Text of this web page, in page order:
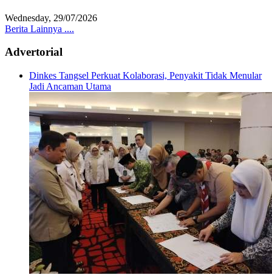
Wednesday, 29/07/2026
Berita Lainnya ....
Advertorial
Dinkes Tangsel Perkuat Kolaborasi, Penyakit Tidak Menular
Jadi Ancaman Utama